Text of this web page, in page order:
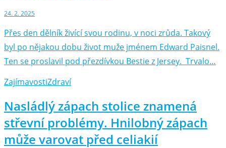
24. 2. 2025
Přes den dělník živící svou rodinu, v noci zrůda. Takový
byl po nějakou dobu život muže jménem Edward Paisnel.
Ten se proslavil pod přezdívkou Bestie z Jersey. Trvalo…
ZajímavostiZdraví
Nasládlý zápach stolice znamená
střevní problémy. Hnilobný zápach
může varovat před celiakií